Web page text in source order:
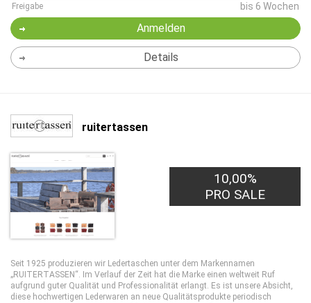
Freigabe bis 6 Wochen
Anmelden
Details
ruitertassen
10,00%
PRO SALE
Seit 1925 produzieren wir Ledertaschen unter dem Markennamen
„RUITERTASSEN“. Im Verlauf der Zeit hat die Marke einen weltweit Ruf
aufgrund guter Qualität und Professionalität erlangt. Es ist unsere Absicht,
diese hochwertigen Lederwaren an neue Qualitätsprodukte periodisch